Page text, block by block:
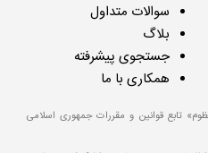
سوالات متداول
بلاگ
جستجوی پیشرفته
همکاری با ما
تابع قوانین و مقررات جمهوری اسلامی